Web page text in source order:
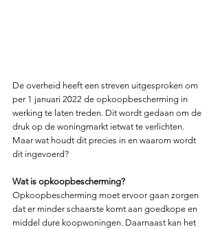
De overheid heeft een streven uitgesproken om
per 1 januari 2022 de opkoopbescherming in
werking te laten treden. Dit wordt gedaan om de
druk op de woningmarkt ietwat te verlichten.
Maar wat houdt dit precies in en waarom wordt
dit ingevoerd?
Wat is opkoopbescherming?
Opkoopbescherming moet ervoor gaan zorgen
dat er minder schaarste komt aan goedkope en
middel dure koopwoningen. Daarnaast kan het